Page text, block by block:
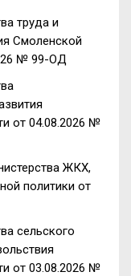
труда и
Смоленской
№ 99-ОД
от 04.08.2026 №
ЖКХ,
политики от
сельского
от 03.08.2026 №